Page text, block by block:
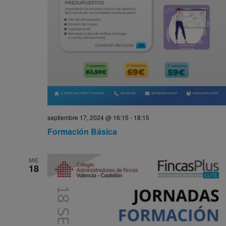
septiembre 17, 2024 @ 16:15 - 18:15
Formación Básica
MIÉ
18